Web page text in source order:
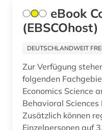
eBook
(EBSCOhost)
DEUTSCHLANDWEIT
Zur Verfügung
folgenden Fachgebieten:
Economics Science
Behavioral
Zusätzlich können
Einzelpersonen auf